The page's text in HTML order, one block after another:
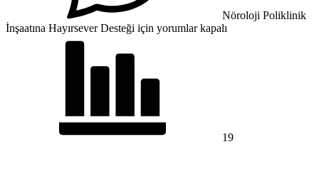
Nöroloji Poliklinik
İnşaatına Hayırsever Desteği için yorumlar kapalı
19